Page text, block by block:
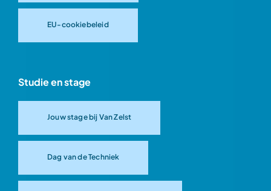
EU-cookiebeleid
Studie en stage
Jouw stage bij Van Zelst
Dag van de Techniek